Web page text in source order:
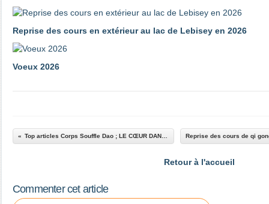
Reprise des cours en extérieur au lac de Lebisey en 2026
Voeux 2026
Retour à l'accueil
Commenter cet article